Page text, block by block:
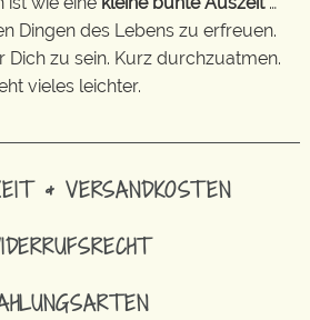
Dingen des Lebens zu erfreuen.
Dich zu sein. Kurz durchzuatmen.
vieles leichter.
& VERSANDKOSTEN